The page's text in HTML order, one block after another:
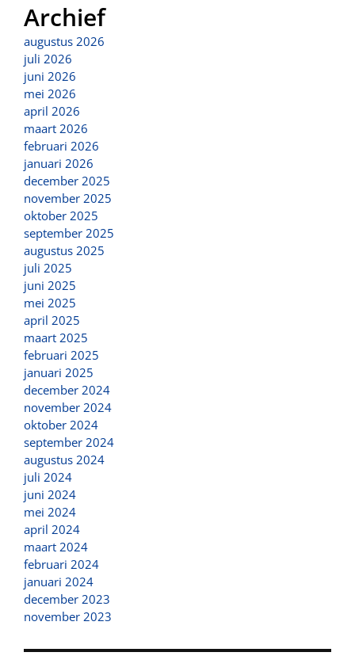
Archief
augustus 2026
juli 2026
juni 2026
mei 2026
april 2026
maart 2026
februari 2026
januari 2026
december 2025
november 2025
oktober 2025
september 2025
augustus 2025
juli 2025
juni 2025
mei 2025
april 2025
maart 2025
februari 2025
januari 2025
december 2024
november 2024
oktober 2024
september 2024
augustus 2024
juli 2024
juni 2024
mei 2024
april 2024
maart 2024
februari 2024
januari 2024
december 2023
november 2023